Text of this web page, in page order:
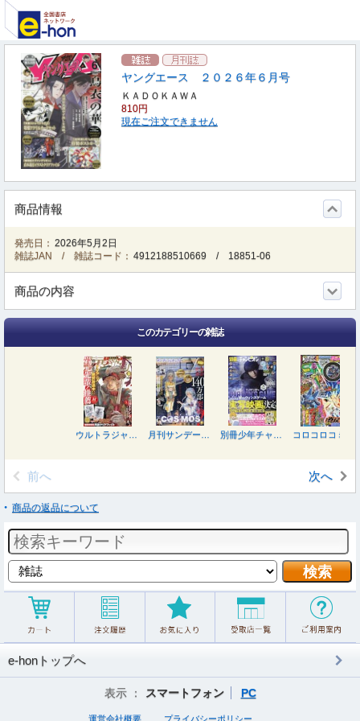
ヤングエース ２０２６年６月号
ＫＡＤＯＫＡＷＡ
810円
現在ご注文できません
商品情報
発売日： 2026年5月2日
雑誌JAN / 雑誌コード： 4912188510669 / 18851-06
商品の内容
このカテゴリーの雑誌
前へ 次へ
商品の返品について
e-honトップへ
表示 ： スマートフォン PC
運営会社概要 プライバシーポリシー